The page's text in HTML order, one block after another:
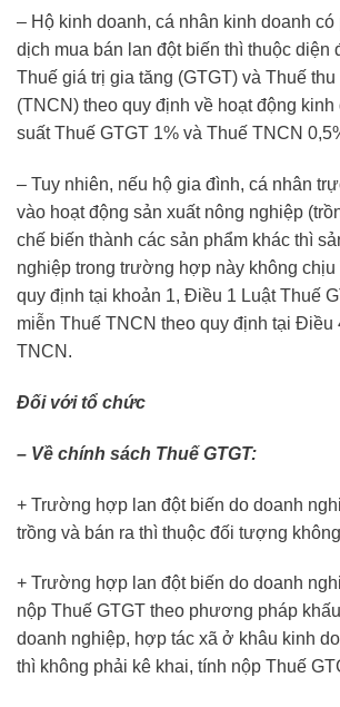
– Hộ kinh doanh, cá nhân kinh doanh
dịch mua bán lan đột biến thì thuộc diện
Thuế giá trị gia tăng (GTGT) và Thuế
(TNCN) theo quy định về hoạt động
suất Thuế GTGT 1% và Thuế TNCN
– Tuy nhiên, nếu hộ gia đình, cá nhân
vào hoạt động sản xuất nông nghiệp
chế biến thành các sản phẩm khác thì
nghiệp trong trường hợp này không chịu
quy định tại khoản 1, Điều 1 Luật Thuế
miễn Thuế TNCN theo quy định tại Điều
TNCN.
Đối với tổ chức
– Về chính sách Thuế GTGT:
+ Trường hợp lan đột biến do doanh
trồng và bán ra thì thuộc đối tượng
+ Trường hợp lan đột biến do doanh
nộp Thuế GTGT theo phương pháp
doanh nghiệp, hợp tác xã ở khâu kinh
thì không phải kê khai, tính nộp Thuế